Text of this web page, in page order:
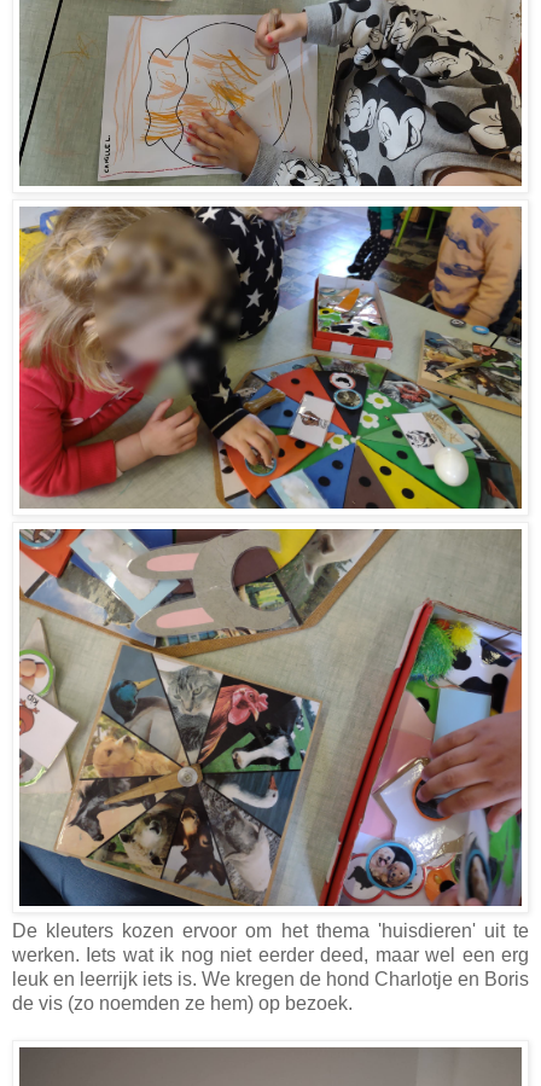
De kleuters kozen ervoor om het thema 'huisdieren' uit te
werken. Iets wat ik nog niet eerder deed, maar wel een erg
leuk en leerrijk iets is. We kregen de hond Charlotje en Boris
de vis (zo noemden ze hem) op bezoek.